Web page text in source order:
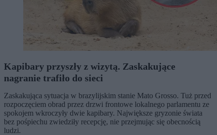
Kapibary przyszły z wizytą. Zaskakujące
nagranie trafiło do sieci
Zaskakująca sytuacja w brazylijskim stanie Mato Grosso. Tuż przed
rozpoczęciem obrad przez drzwi frontowe lokalnego parlamentu ze
spokojem wkroczyły dwie kapibary. Największe gryzonie świata
bez pośpiechu zwiedziły recepcję, nie przejmując się obecnością
ludzi.